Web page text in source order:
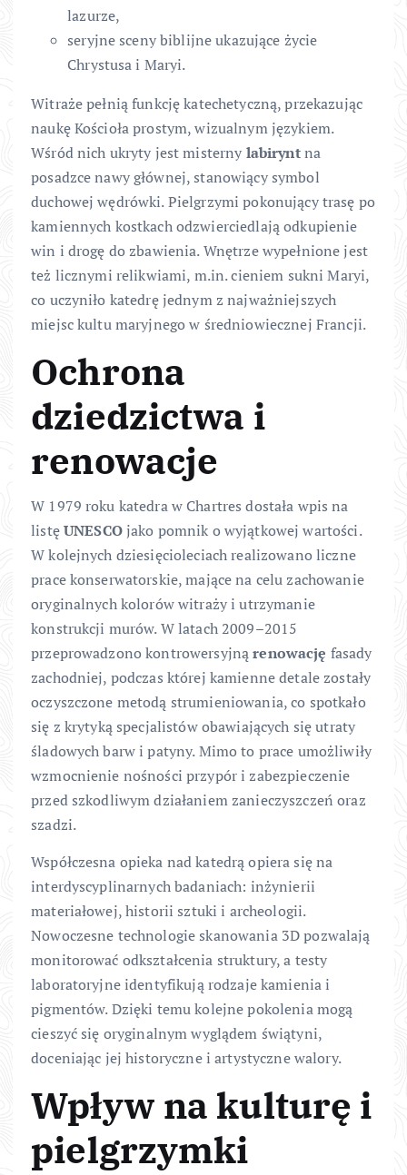
lazurze,
seryjne sceny biblijne ukazujące życie
Chrystusa i Maryi.
Witraże pełnią funkcję katechetyczną, przekazując
naukę Kościoła prostym, wizualnym językiem.
Wśród nich ukryty jest misterny labiryntna
posadzce nawy głównej, stanowiący symbol
duchowej wędrówki. Pielgrzymi pokonujący trasę po
kamiennych kostkach odzwierciedlają odkupienie
win i drogę do zbawienia. Wnętrze wypełnione jest
też licznymi relikwiami, m.in. cieniem sukni Maryi,
co uczyniło katedrę jednym z najważniejszych
miejsc kultu maryjnego w średniowiecznej Francji.
Ochrona
dziedzictwa i
renowacje
W 1979 roku katedra w Chartres dostała wpis na
listęUNESCOjako pomnik o wyjątkowej wartości.
W kolejnych dziesięcioleciach realizowano liczne
prace konserwatorskie, mające na celu zachowanie
oryginalnych kolorów witraży i utrzymanie
konstrukcji murów. W latach 2009–2015
przeprowadzono kontrowersyjnąrenowację fasady
zachodniej, podczas której kamienne detale zostały
oczyszczone metodą strumieniowania, co spotkało
się z krytyką specjalistów obawiających się utraty
śladowych barw i patyny. Mimo to prace umożliwiły
wzmocnienie nośności przypór i zabezpieczenie
przed szkodliwym działaniem zanieczyszczeń oraz
szadzi.
Współczesna opieka nad katedrą opiera się na
interdyscyplinarnych badaniach: inżynierii
materiałowej, historii sztuki i archeologii.
Nowoczesne technologie skanowania 3D pozwalają
monitorować odkształcenia struktury, a testy
laboratoryjne identyfikują rodzaje kamienia i
pigmentów. Dzięki temu kolejne pokolenia mogą
cieszyć się oryginalnym wyglądem świątyni,
doceniając jej historyczne i artystyczne walory.
Wpływ na kulturę i
pielgrzymki